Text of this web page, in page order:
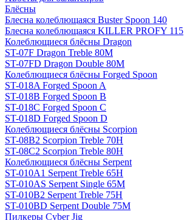
Блёсны
Блесна колеблющаяся Buster Spoon 140
Блесна колеблющаяся KILLER PROFY 115
Колеблющиеся блёсны Dragon
ST-07F Dragon Treble 80M
ST-07FD Dragon Double 80M
Колеблющиеся блёсны Forged Spoon
ST-018A Forged Spoon A
ST-018B Forged Spoon B
ST-018C Forged Spoon C
ST-018D Forged Spoon D
Колеблющиеся блёсны Scorpion
ST-08B2 Scorpion Treble 70H
ST-08C2 Scorpion Treble 80H
Колеблющиеся блёсны Serpent
ST-010A1 Serpent Treble 65H
ST-010AS Serpent Single 65M
ST-010B2 Serpent Treble 75H
ST-010BD Serpent Double 75M
Пилкеры Cyber Jig